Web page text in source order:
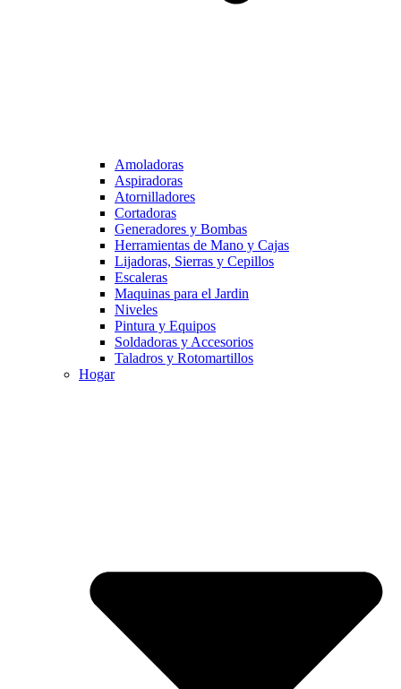
Amoladoras
Aspiradoras
Atornilladores
Cortadoras
Generadores y Bombas
Herramientas de Mano y Cajas
Lijadoras, Sierras y Cepillos
Escaleras
Maquinas para el Jardin
Niveles
Pintura y Equipos
Soldadoras y Accesorios
Taladros y Rotomartillos
Hogar